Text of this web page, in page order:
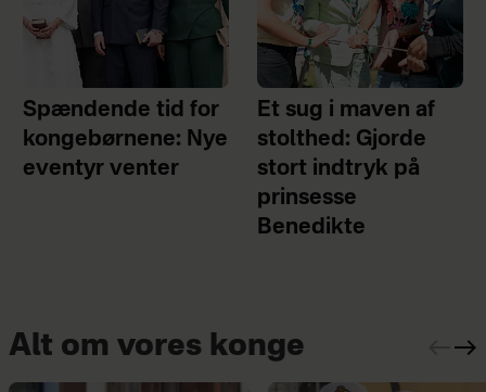
Spændende tid for
kongebørnene: Nye
eventyr venter
Et sug i maven af
stolthed: Gjorde
stort indtryk på
prinsesse
Benedikte
Alt om vores konge